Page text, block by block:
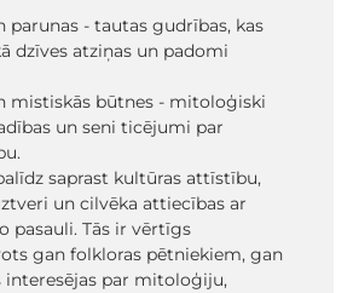
parunas - tautas gudrības, kas
dzīves atziņas un padomi
mistiskās būtnes - mitoloģiski
un seni ticējumi par
saprast kultūras attīstību,
un cilvēka attiecības ar
pasauli. Tās ir vērtīgs
gan folkloras pētniekiem, gan
interesējas par mitoloģiju,